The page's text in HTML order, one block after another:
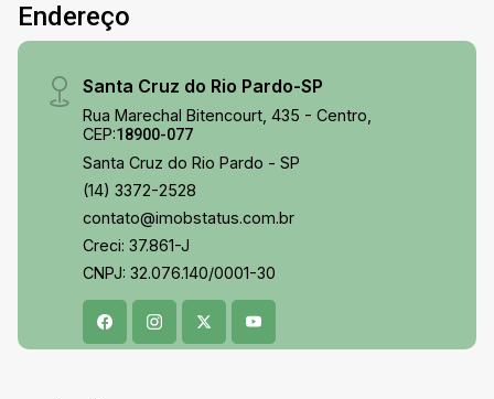
Endereço
Santa Cruz do Rio Pardo-SP
Rua Marechal Bitencourt, 435 - Centro,
CEP:18900-077
Santa Cruz do Rio Pardo - SP
(14) 3372-2528
contato@imobstatus.com.br
Creci: 37.861-J
CNPJ: 32.076.140/0001-30